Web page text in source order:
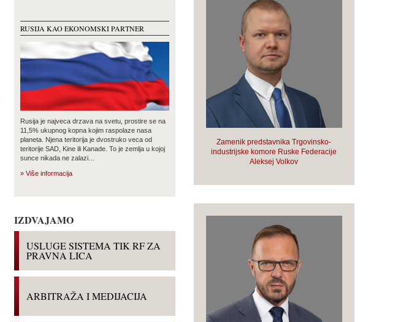
RUSIJA KAO EKONOMSKI PARTNER
Rusija je najveca drzava na svetu, prostire se na
11,5% ukupnog kopna kojim raspolaze nasa
planeta. Njena teritorija je dvostruko veca od
teritorije SAD, Kine ili Kanade. To je zemlja u kojoj
sunce nikada ne zalazi…
» Više informacija
IZDVAJAMO
USLUGE SISTEMA TIK RF ZA
PRAVNA LICA
ARBITRAŽA I MEDIJACIJA
Zamenik predstavnika Trgovinsko-
industrijske komore Ruske Federacije
Aleksej Volkov